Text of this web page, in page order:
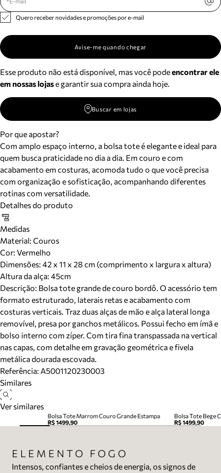
Quero receber novidades e promoções por e-mail
Avise-me quando chegar
Esse produto não está disponível, mas você podeencontrar ele
em nossas lojase garantir sua compra ainda hoje.
Buscar em lojas
Por que apostar?
Com amplo espaço interno, a bolsa tote é elegante e ideal para
quem busca praticidade no dia a dia. Em couro e com
acabamento em costuras, acomoda tudo o que você precisa
com organização e sofisticação, acompanhando diferentes
rotinas com versatilidade.
Detalhes do produto
Medidas
Material: Couros
Cor: Vermelho
Dimensões: 42 x 11 x 28 cm (comprimento x largura x altura)
Altura da alça: 45cm
Descrição: Bolsa tote grande de couro bordô. O acessório tem
formato estruturado, laterais retas e acabamento com
costuras verticais. Traz duas alças de mão e alça lateral longa
removível, presa por ganchos metálicos. Possui fecho em ímã e
bolso interno com zíper. Com tira fina transpassada na vertical
nas capas, com detalhe em gravação geométrica e fivela
metálica dourada escovada.
Referência: A5001120230003
Similares
Ver similares
Bolsa Tote Marrom Couro Grande Estampa
R$ 1499,90
Bolsa Tote Bege
R$ 1499,90
ELEMENTO FOGO
Intensos, confiantes e cheios de energia, os signos de